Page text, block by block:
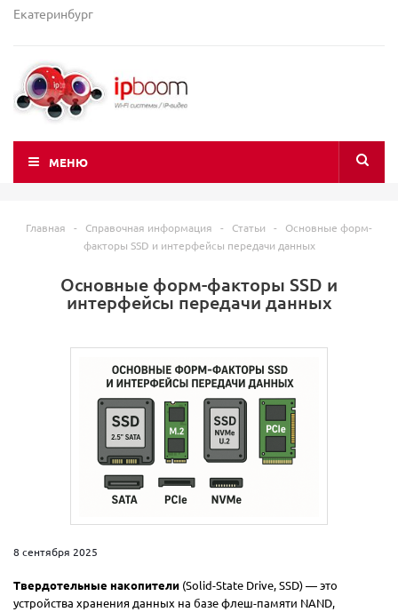
Екатеринбург
МЕНЮ
Главная - Справочная информация - Статьи -
Основные форм-
факторы SSD и интерфейсы передачи данных
Основные форм-факторы SSD и
интерфейсы передачи данных
8 сентября 2025
Твердотельные накопители (Solid-State Drive, SSD) — это
устройства хранения данных на базе флеш-памяти NAND,